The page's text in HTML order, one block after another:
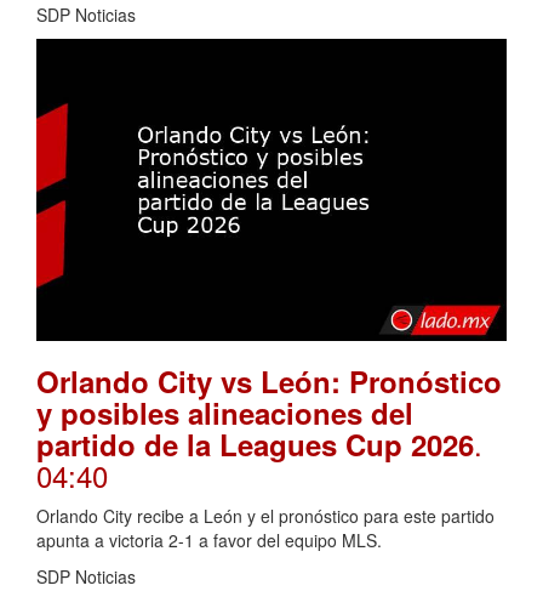
SDP Noticias
Orlando City vs León: Pronóstico
y posibles alineaciones del
partido de la Leagues Cup 2026.
04:40
Orlando City recibe a León y el pronóstico para este partido
apunta a victoria 2-1 a favor del equipo MLS.
SDP Noticias